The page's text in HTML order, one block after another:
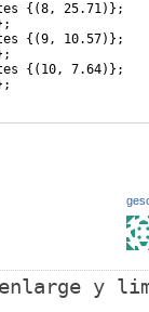
{(8, 25.71)} ;
;
{(9, 10.57)} ;
;
{( 10, 7.64)} ;
;
enlarge y